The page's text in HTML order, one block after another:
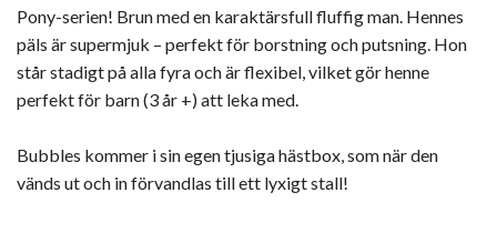
Pony-serien! Brun med en karaktärsfull fluffig man. Hennes
päls är supermjuk – perfekt för borstning och putsning. Hon
står stadigt på alla fyra och är flexibel, vilket gör henne
perfekt för barn (3 år +) att leka med.
Bubbles kommer i sin egen tjusiga hästbox, som när den
vänds ut och in förvandlas till ett lyxigt stall!